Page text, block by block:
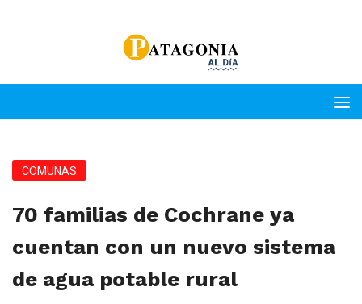
COMUNAS
70 familias de Cochrane ya
cuentan con un nuevo sistema
de agua potable rural